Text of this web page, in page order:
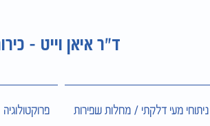
ד"ר איאן וייט -
ניתוחי מעי דלקתי / מחלות שפירות פרוקטולוגיה